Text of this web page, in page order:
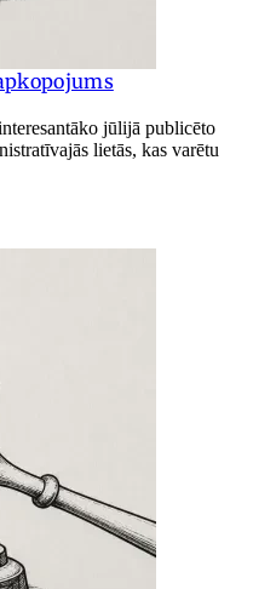
jūlijā publicēto
lietās, kas varētu